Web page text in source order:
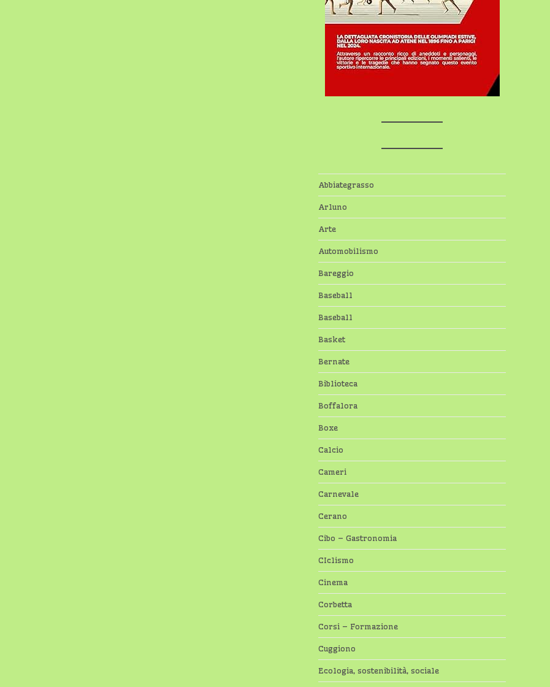
Abbiategrasso
Arluno
Arte
Automobilismo
Bareggio
Baseball
Baseball
Basket
Bernate
Biblioteca
Boffalora
Boxe
Calcio
Cameri
Carnevale
Cerano
Cibo – Gastronomia
CIclismo
Cinema
Corbetta
Corsi – Formazione
Cuggiono
Ecologia, sostenibilità, sociale